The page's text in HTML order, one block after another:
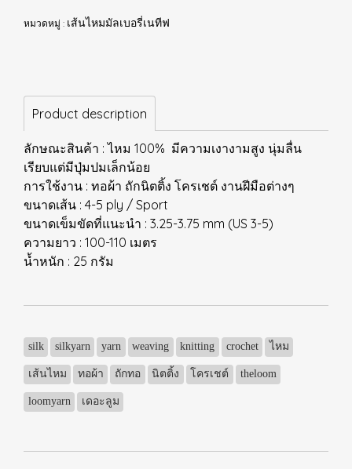
หมวดหมู่ : เส้นไหมมัลเบอรี่เนทีฟ
Product description
ลักษณะสินค้า : ไหม 100% มีความเงางามสูง นุ่มลื่น
เรียบแต่มีปุ่มปมเล็กน้อย
การใช้งาน : ทอผ้า ถักนิตติ้ง โครเชต์ งานฝีมือต่างๆ
ขนาดเส้น : 4-5 ply / Sport
ขนาดเข็มขัดที่แนะนำ : 3.25-3.75 mm (US 3-5)
ความยาว : 100-110 เมตร
น้ำหนัก : 25 กรัม
silk silkyarn yarn weaving knitting crochet ไหม
เส้นไหม ทอผ้า ถักทอ นิตติ้ง โครเชต์ theloom
loomyarn เดอะลูม